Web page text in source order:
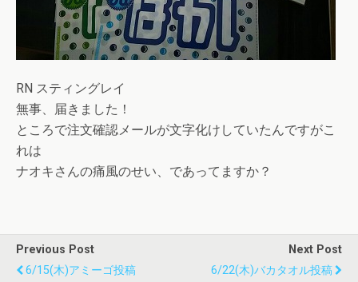
RN スティングレイ
無事、届きました！
ところで注文確認メールが文字化けしていたんですがこ
れは
ナオキさんの痛風のせい、であってますか？
Previous Post
6/15(木)アミーゴ投稿
Next Post
6/22(木)バカタオル投稿